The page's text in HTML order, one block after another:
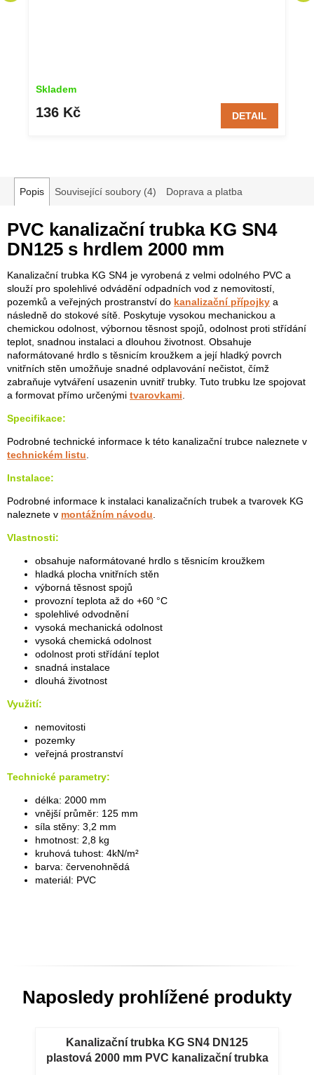
Skladem
136 Kč DETAIL
Popis Související soubory (4) Doprava a platba
PVC kanalizační trubka KG SN4
DN125 s hrdlem 2000 mm
Kanalizační trubka KG SN4 je vyrobená z velmi odolného PVC a
slouží pro spolehlivé odvádění odpadních vod z nemovitostí,
pozemků a veřejných prostranství do kanalizační přípojky a
následně do stokové sítě. Poskytuje vysokou mechanickou a
chemickou odolnost, výbornou těsnost spojů, odolnost proti střídání
teplot, snadnou instalaci a dlouhou životnost. Obsahuje
naformátované hrdlo s těsnicím kroužkem a její hladký povrch
vnitřních stěn umožňuje snadné odplavování nečistot, čímž
zabraňuje vytváření usazenin uvnitř trubky. Tuto trubku lze spojovat
a formovat přímo určenými tvarovkami
Specifikace:
Podrobné technické informace k této kanalizační trubce naleznete v
technickém listu
Instalace:
Podrobné informace k instalaci kanalizačních trubek a tvarovek KG
naleznete v montážním návodu
Vlastnosti:
obsahuje naformátované hrdlo s těsnicím kroužkem
hladká plocha vnitřních stěn
výborná těsnost spojů
provozní teplota až do +60 °C
spolehlivé odvodnění
vysoká mechanická odolnost
vysoká chemická odolnost
odolnost proti střídání teplot
snadná instalace
dlouhá životnost
Využití:
nemovitosti
pozemky
veřejná prostranství
Technické parametry:
délka: 2000 mm
vnější průměr: 125 mm
síla stěny: 3,2 mm
hmotnost: 2,8 kg
kruhová tuhost: 4kN/m²
barva: červenohnědá
materiál: PVC
Naposledy prohlížené produkty
Kanalizační trubka KG SN4 DN125
plastová 2000 mm PVC kanalizační trubka